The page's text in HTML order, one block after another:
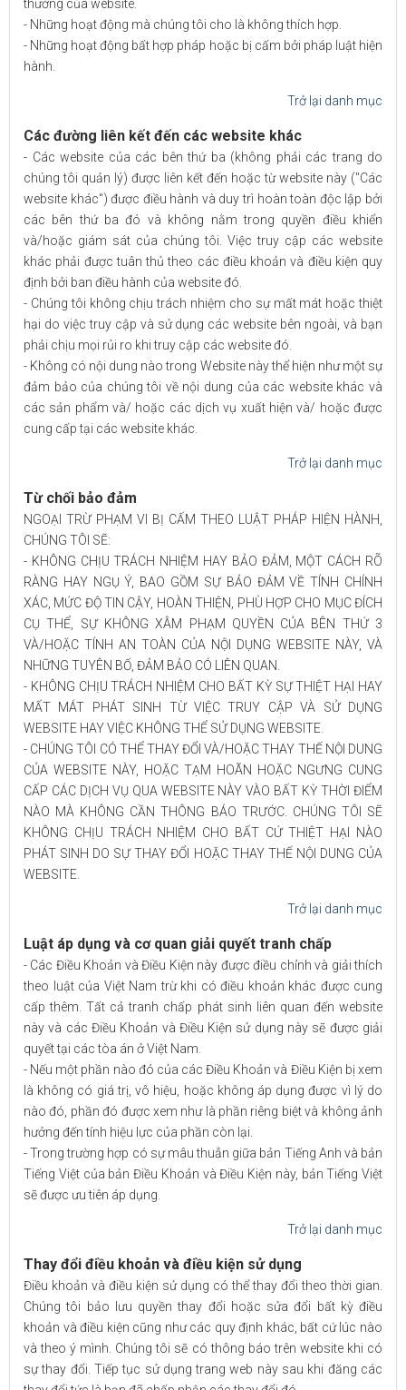
thường của website.
- Những hoạt động mà chúng tôi cho là không thích hợp.
- Những hoạt động bất hợp pháp hoặc bị cấm bởi pháp luật hiện
hành.
Trở lại danh mục
Các đường liên kết đến các website khác
- Các website của các bên thứ ba (không phải các trang do
chúng tôi quản lý) được liên kết đến hoặc từ website này ("Các
website khác") được điều hành và duy trì hoàn toàn độc lập bởi
các bên thứ ba đó và không nằm trong quyền điều khiển
và/hoặc giám sát của chúng tôi. Việc truy cập các website
khác phải được tuân thủ theo các điều khoản và điều kiện quy
định bởi ban điều hành của website đó.
- Chúng tôi không chịu trách nhiệm cho sự mất mát hoặc thiệt
hại do việc truy cập và sử dụng các website bên ngoài, và bạn
phải chịu mọi rủi ro khi truy cập các website đó.
- Không có nội dung nào trong Website này thể hiện như một sự
đảm bảo của chúng tôi về nội dung của các website khác và
các sản phẩm và/ hoặc các dịch vụ xuất hiện và/ hoặc được
cung cấp tại các website khác.
Trở lại danh mục
Từ chối bảo đảm
NGOẠI TRỪ PHẠM VI BỊ CẤM THEO LUẬT PHÁP HIỆN HÀNH,
CHÚNG TÔI SẼ:
- KHÔNG CHỊU TRÁCH NHIỆM HAY BẢO ĐẢM, MỘT CÁCH RÕ
RÀNG HAY NGỤ Ý, BAO GỒM SỰ BẢO ĐẢM VỀ TÍNH CHÍNH
XÁC, MỨC ĐỘ TIN CẬY, HOÀN THIỆN, PHÙ HỢP CHO MỤC ĐÍCH
CỤ THỂ, SỰ KHÔNG XÂM PHẠM QUYỀN CỦA BÊN THỨ 3
VÀ/HOẶC TÍNH AN TOÀN CỦA NỘI DỤNG WEBSITE NÀY, VÀ
NHỮNG TUYÊN BỐ, ĐẢM BẢO CÓ LIÊN QUAN.
- KHÔNG CHỊU TRÁCH NHIỆM CHO BẤT KỲ SỰ THIỆT HẠI HAY
MẤT MÁT PHÁT SINH TỪ VIỆC TRUY CẬP VÀ SỬ DỤNG
WEBSITE HAY VIỆC KHÔNG THỂ SỬ DỤNG WEBSITE.
- CHÚNG TÔI CÓ THỂ THAY ĐỔI VÀ/HOẶC THAY THẾ NỘI DUNG
CỦA WEBSITE NÀY, HOẶC TẠM HOÃN HOẶC NGƯNG CUNG
CẤP CÁC DỊCH VỤ QUA WEBSITE NÀY VÀO BẤT KỲ THỜI ĐIỂM
NÀO MÀ KHÔNG CẦN THÔNG BÁO TRƯỚC. CHÚNG TÔI SẼ
KHÔNG CHỊU TRÁCH NHIỆM CHO BẤT CỨ THIỆT HẠI NÀO
PHÁT SINH DO SỰ THAY ĐỔI HOẶC THAY THẾ NỘI DUNG CỦA
WEBSITE.
Trở lại danh mục
Luật áp dụng và cơ quan giải quyết tranh chấp
- Các Điều Khoản và Điều Kiện này được điều chỉnh và giải thích
theo luật của Việt Nam trừ khi có điều khoản khác được cung
cấp thêm. Tất cả tranh chấp phát sinh liên quan đến website
này và các Điều Khoản và Điều Kiện sử dụng này sẽ được giải
quyết tại các tòa án ở Việt Nam.
- Nếu một phần nào đó của các Điều Khoản và Điều Kiện bị xem
là không có giá trị, vô hiệu, hoặc không áp dụng được vì lý do
nào đó, phần đó được xem như là phần riêng biệt và không ảnh
hưởng đến tính hiệu lực của phần còn lại.
- Trong trường hợp có sự mâu thuẫn giữa bản Tiếng Anh và bản
Tiếng Việt của bản Điều Khoản và Điều Kiện này, bản Tiếng Việt
sẽ được ưu tiên áp dụng.
Trở lại danh mục
Thay đổi điều khoản và điều kiện sử dụng
Điều khoản và điều kiện sử dụng có thể thay đổi theo thời gian.
Chúng tôi bảo lưu quyền thay đổi hoặc sửa đổi bất kỳ điều
khoản và điều kiện cũng như các quy định khác, bất cứ lúc nào
và theo ý mình. Chúng tôi sẽ có thông báo trên website khi có
sự thay đổi. Tiếp tục sử dụng trang web này sau khi đăng các